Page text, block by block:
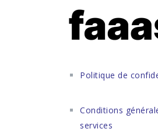
Politique de
Conditions
services